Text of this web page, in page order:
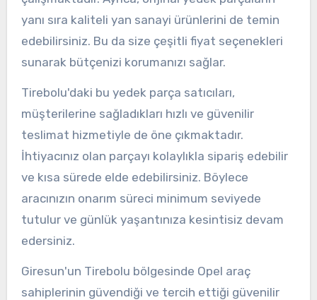
yanı sıra kaliteli yan sanayi ürünlerini de temin
edebilirsiniz. Bu da size çeşitli fiyat seçenekleri
sunarak bütçenizi korumanızı sağlar.
Tirebolu'daki bu yedek parça satıcıları,
müşterilerine sağladıkları hızlı ve güvenilir
teslimat hizmetiyle de öne çıkmaktadır.
İhtiyacınız olan parçayı kolaylıkla sipariş edebilir
ve kısa sürede elde edebilirsiniz. Böylece
aracınızın onarım süreci minimum seviyede
tutulur ve günlük yaşantınıza kesintisiz devam
edersiniz.
Giresun'un Tirebolu bölgesinde Opel araç
sahiplerinin güvendiği ve tercih ettiği güvenilir